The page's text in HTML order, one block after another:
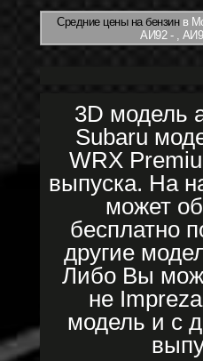
Средние цены на бензинв
АИ92 - ,
3D модель
Subaru
WRX
выпуска. На
может
бесплатно
другие
Либо Вы
не
модель и с